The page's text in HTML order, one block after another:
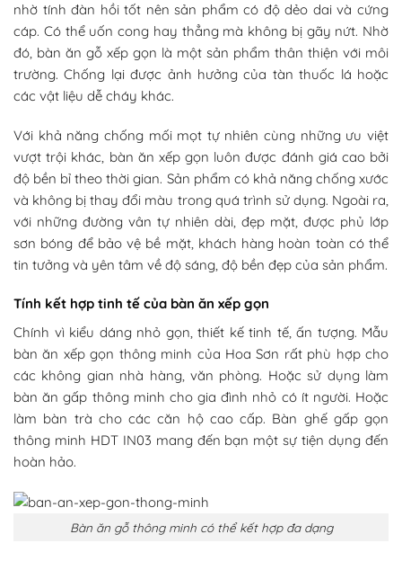
nhờ tính đàn hồi tốt nên sản phẩm có độ dẻo dai và cứng
cáp. Có thể uốn cong hay thẳng mà không bị gãy nứt. Nhờ
đó, bàn ăn gỗ xếp gọn là một sản phẩm thân thiện với môi
trường. Chống lại được ảnh hưởng của tàn thuốc lá hoặc
các vật liệu dễ cháy khác.
Với khả năng chống mối mọt tự nhiên cùng những ưu việt
vượt trội khác, bàn ăn xếp gọn luôn được đánh giá cao bởi
độ bền bỉ theo thời gian. Sản phẩm có khả năng chống xước
và không bị thay đổi màu trong quá trình sử dụng. Ngoài ra,
với những đường vân tự nhiên dài, đẹp mặt, được phủ lớp
sơn bóng để bảo vệ bề mặt, khách hàng hoàn toàn có thể
tin tưởng và yên tâm về độ sáng, độ bền đẹp của sản phẩm.
Tính kết hợp tinh tế của bàn ăn xếp gọn
Chính vì kiểu dáng nhỏ gọn, thiết kế tinh tế, ấn tượng. Mẫu
bàn ăn xếp gọn thông minh của Hoa Sơn rất phù hợp cho
các không gian nhà hàng, văn phòng. Hoặc sử dụng làm
bàn ăn gấp thông minh cho gia đình nhỏ có ít người. Hoặc
làm bàn trà cho các căn hộ cao cấp. Bàn ghế gấp gọn
thông minh HDT IN03 mang đến bạn một sự tiện dụng đến
hoàn hảo.
Bàn ăn gỗ thông minh có thể kết hợp đa dạng